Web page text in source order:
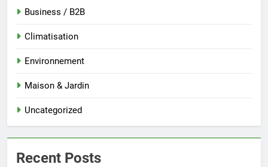
Business / B2B
Climatisation
Environnement
Maison & Jardin
Uncategorized
Recent Posts